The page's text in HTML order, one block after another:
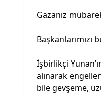
Gazanız
Başkanlarımızı
İşbirlikçi
alınarak
bile gevşeme,